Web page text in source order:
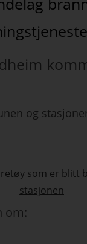
og
som er blitt
stasjonen
om: